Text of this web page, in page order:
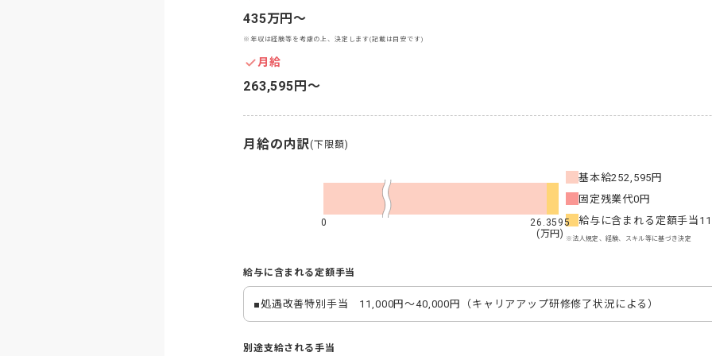
435万円〜
※年収は経験等を考慮の上、決定します(記載は目安です)
月給
263,595円〜
月給の内訳(下限額)
0
26.3595
(万円)
基本給252,595円
固定残業代0円
給与に含まれる定額手当
※法人規定、経験、スキル等に基づき決定
給与に含まれる定額手当
■処遇改善特別手当　11,000円～40,000円（キャリアアップ研修修了状況による）
別途支給される手当